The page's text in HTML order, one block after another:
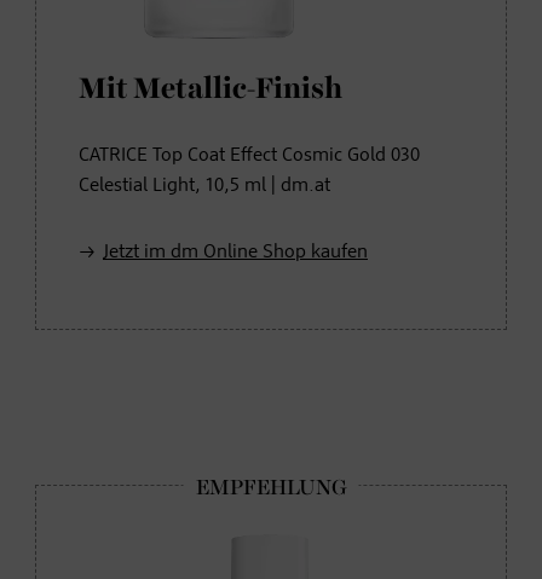
Mit Metallic-Finish
CATRICE Top Coat Effect Cosmic Gold 030
Celestial Light, 10,5 ml | dm.at
Jetzt im dm Online Shop kaufen